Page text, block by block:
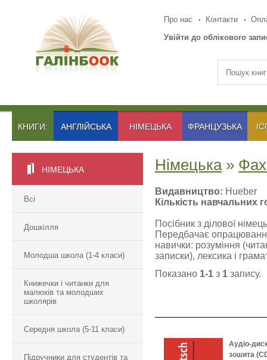
Про нас Контакти
Увійти до облікового
КНИГИ: АНГЛІЙСЬКА НІМЕЦЬКА ФРАНЦУЗЬКА
НІМЕЦЬКА
Всі
Дошкілля
Молодша школа (1-4 класи)
Книжечки і читанки для
малюків та молодших
школярів
Середня школа (5-11 класи)
Підручники для студентів та
Німецька»
Видавництво: Hueber
Кількість навчальних
Посібник з ділової
Передбачає опрацювання
навички: розуміння
записки), лексика і
Показано 1-1 з 1 запису.
Аудіо-
зошита